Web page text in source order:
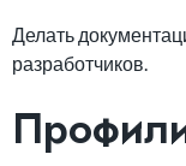
Делать
разработчиков.